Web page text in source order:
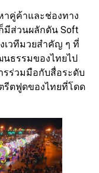
าคู่ค้าและช่องทาง
มีส่วนผลักดัน Soft
เวทีมวยสำคัญ ๆ ที่
นธรรมของไทยไป
รร่วมมือกับสื่อระดับ
รีตฟูดของไทยที่โดด